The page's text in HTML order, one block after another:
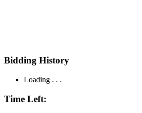
Bidding History
Loading . . .
Time Left: